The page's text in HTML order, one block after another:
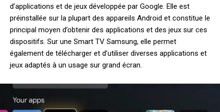
d’applications et de jeux développée par Google. Elle est
préinstallée sur la plupart des appareils Android et constitue le
principal moyen d’obtenir des applications et des jeux sur ces
dispositifs. Sur une Smart TV Samsung, elle permet
également de télécharger et d’utiliser diverses applications et
jeux adaptés à un usage sur grand écran.